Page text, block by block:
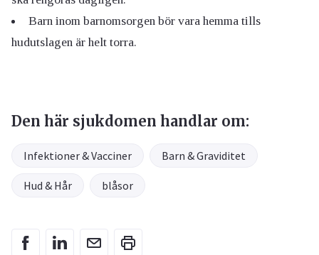
Barn inom barnomsorgen bör vara hemma tills
hudutslagen är helt torra.
Den här sjukdomen handlar om:
Infektioner & Vacciner Barn & Graviditet
Hud & Hår blåsor